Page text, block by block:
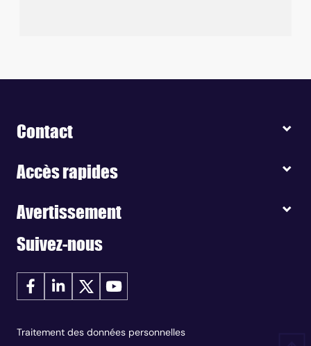
Contact
Accès rapides
Avertissement
Suivez-nous
Traitement des données personnelles